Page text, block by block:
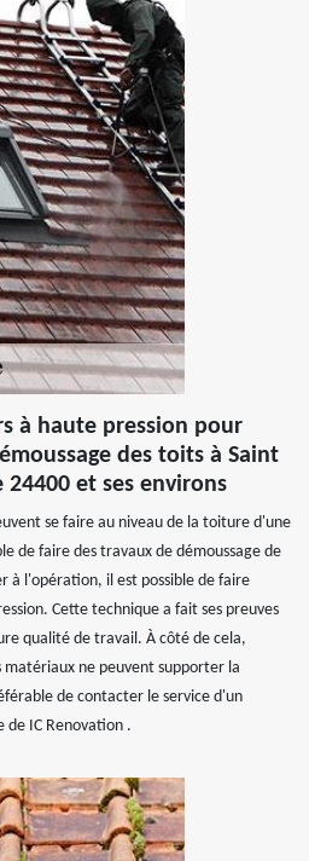
à haute pression pour
des toits à Saint
24400 et ses environs
se faire au niveau de la toiture d'une
de faire des travaux de démoussage de
à l'opération, il est possible de faire
Cette technique a fait ses preuves
qualité de travail. À côté de cela,
ne peuvent supporter la
de contacter le service d'un
de IC Renovation .